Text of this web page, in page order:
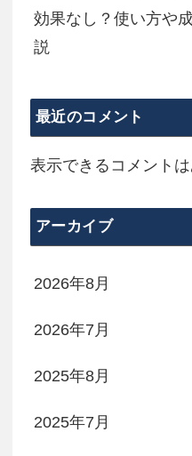
効果なし？使い方や
説
最近のコメント
表示できるコメントは
アーカイブ
2026年8月
2026年7月
2025年8月
2025年7月